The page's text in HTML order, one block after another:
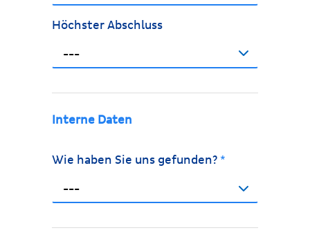
Höchster Abschluss
---
Interne Daten
Wie haben Sie uns gefunden? *
---